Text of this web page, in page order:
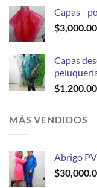
Capas -
$3,000.00
Capas
$1,200.00
MÁS VENDIDOS
Abrigo
$